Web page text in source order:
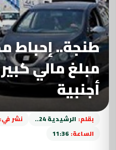
طنجة.. إحباط
مبلغ مالي
أجنبية
بقلم: الرشيدية 24.. نشر في:
الساعة: 11:36